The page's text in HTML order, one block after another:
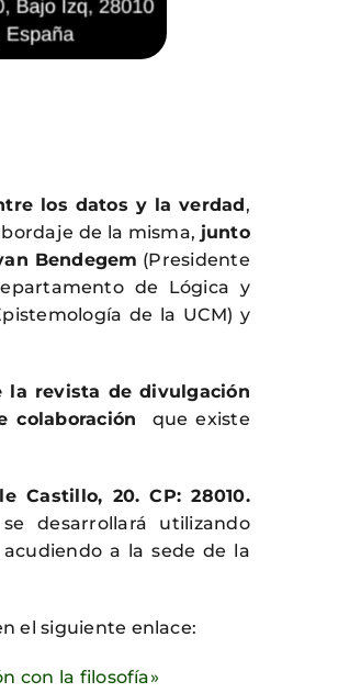
los datos y la verdad,
de la misma, junto
Bendegem (Presidente
de Lógica y
de la UCM) y
la revista de divulgación
colaboración que existe
Castillo, 20. CP: 28010.
desarrollará utilizando
acudiendo a la sede de la
el siguiente enlace:
con la filosofía»